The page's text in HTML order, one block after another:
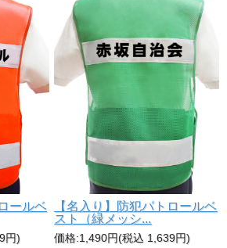
ールベ
円)
【名入り】防犯パトロールベ
スト（緑メッシ...
価格:1,490円(税込 1,639円)